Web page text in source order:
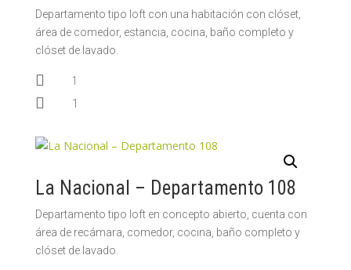
Departamento tipo loft con una habitación con clóset,
área de comedor, estancia, cocina, baño completo y
clóset de lavado.
 1
 1
La Nacional – Departamento 108
Departamento tipo loft en concepto abierto, cuenta con
área de recámara, comedor, cocina, baño completo y
clóset de lavado.